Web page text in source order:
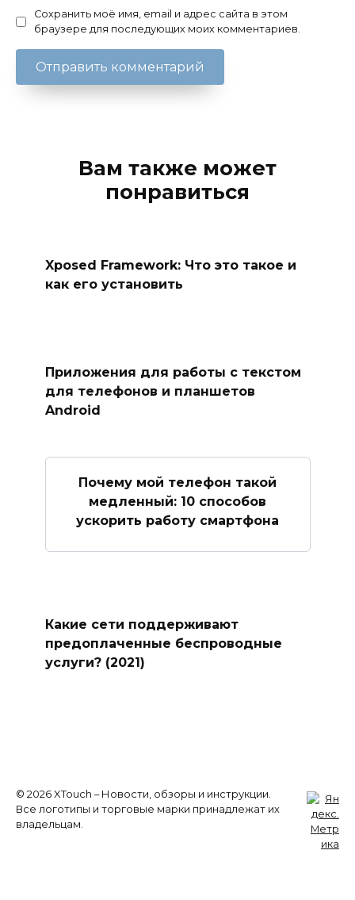
Сохранить моё имя, email и адрес сайта в этом
браузере для последующих моих комментариев.
Вам также может
понравиться
Xposed Framework: Что это такое и
как его установить
Приложения для работы с текстом
для телефонов и планшетов
Android
Почему мой телефон такой
медленный: 10 способов
ускорить работу смартфона
Какие сети поддерживают
предоплаченные беспроводные
услуги? (2021)
© 2026 XTouch – Новости, обзоры и инструкции.
Все логотипы и торговые марки принадлежат их
владельцам.